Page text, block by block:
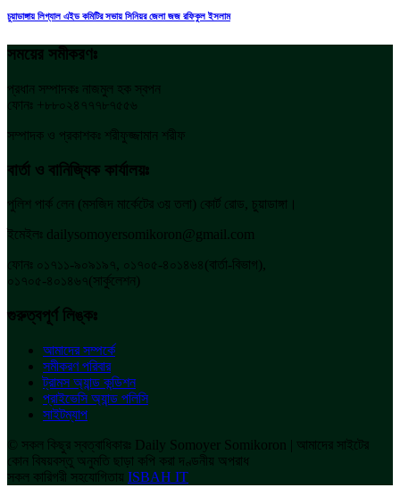
চুয়াডাঙ্গায় লিগ্যাল এইড কমিটির সভায় সিনিয়র জেলা জজ রফিকুল ইসলাম
সময়ের সমীকরণঃ
প্রধান সম্পাদকঃ নাজমুল হক স্বপন
ফোনঃ +৮৮০২৪৭৭৭৮৭৫৫৬
সম্পাদক ও প্রকাশকঃ শরীফুজ্জামান শরীফ
বার্তা ও বানিজ্যিক কার্যালয়ঃ
পুলিশ পার্ক লেন (মসজিদ মার্কেটের ৩য় তলা) কোর্ট রোড, চুয়াডাঙ্গা।
ইমেইলঃ dailysomoyersomikoron@gmail.com
ফোনঃ ০১৭১১-৯০৯১৯৭, ০১৭০৫-৪০১৪৬৪(বার্তা-বিভাগ),
০১৭০৫-৪০১৪৬৭(সার্কুলেশন)
গুরুত্বপূর্ণ লিঙ্কঃ
আমাদের সম্পর্কে
সমীকরণ পরিবার
ট্রামস অ্যান্ড কন্ডিশন
প্রাইভেসি অ্যান্ড পলিসি
সাইটম্যাপ
© সকল কিছুর স্বত্বাধিকারঃ Daily Somoyer Somikoron | আমাদের সাইটের
কোন বিষয়বস্তু অনুমতি ছাড়া কপি করা দণ্ডনীয় অপরাধ
সকল কারিগরী সহযোগিতায় ISBAH IT